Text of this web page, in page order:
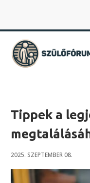
Tippek a
2025. SZEPTEMBER 08.